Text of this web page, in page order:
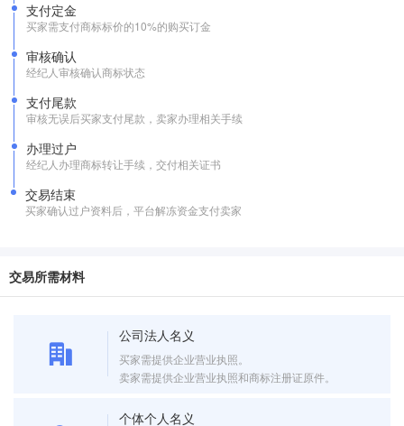
支付定金
买家需支付商标标价的10%的购买订金
审核确认
经纪人审核确认商标状态
支付尾款
审核无误后买家支付尾款，卖家办理相关手续
办理过户
经纪人办理商标转让手续，交付相关证书
交易结束
买家确认过户资料后，平台解冻资金支付卖家
交易所需材料
公司法人名义
买家需提供企业营业执照。
卖家需提供企业营业执照和商标注册证原件。
个体个人名义